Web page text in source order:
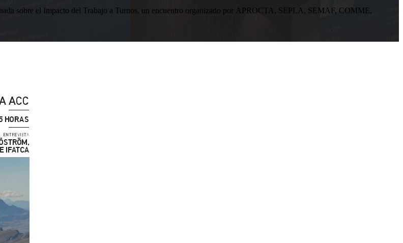
sobre el Impacto del Trabajo a Turnos, un encuentro organizado por APROCTA, SEPLA, SEMAF, COMME,